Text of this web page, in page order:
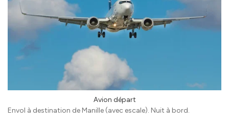
Avion départ
Envol à destination de Manille (avec escale). Nuit à bord.